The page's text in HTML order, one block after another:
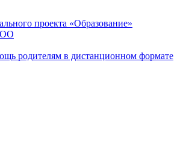
проекта «Образование»
родителям в дистанционном формате